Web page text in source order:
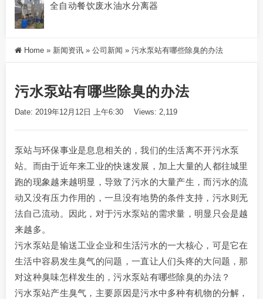
全自动餐饮废水油水分离器
Home » 新闻资讯 » 公司新闻 » 污水泵站有哪些除臭的办法
污水泵站有哪些除臭的办法
Date: 2019年12月12日 上午6:30 Views: 2,119
泵站与环保事业是息息相关的，我们的生活离不开污水泵
站。而由于近年来工业的快速发展，加上大量的人都往城里
跑的现象越来越明显，导致了污水的大量产生，而污水的流
动又没有压力作用的，一旦没有地势的条件支持，污水则无
法自己流动。因此，对于污水泵站的需求量，明显只会是越
来越多。
污水泵站是输送工业企业和生活污水的一大核心，可是它在
生活中容易发生臭气的问题，一直让人们头疼的大问题，那
对这种臭味怎样发生的，污水泵站有哪些除臭的办法？
污水泵站产生臭气，主要原因是污水中多种有机物的分解，